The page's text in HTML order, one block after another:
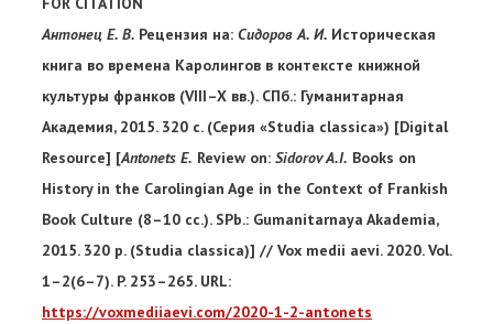
Антонец Е. В. Рецензия на: Сидоров А. И. Историческая
книга во времена Каролингов в контексте книжной
культуры франков (VIII–X вв.). СПб.: Гуманитарная
Академия, 2015. 320 с. (Серия «Studia classica») [Digital
Resource] [Antonets E. Review on: Sidorov A.I. Books on
History in the Carolingian Age in the Context of Frankish
Book Culture (8–10 cc.). SPb.: Gumanitarnaya Akademia,
2015. 320 p. (Studia classica)] // Vox medii aevi. 2020. Vol.
1–2(6–7). P. 253–265. URL:
https://voxmediiaevi.com/2020-1-2-antonets